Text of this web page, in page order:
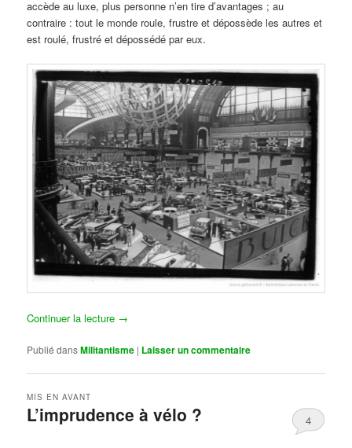
accède au luxe, plus personne n’en tire d’avantages ; au
contraire : tout le monde roule, frustre et dépossède les autres et
est roulé, frustré et dépossédé par eux.
Continuer la lecture →
Publié dansMilitantisme | Laisser un commentaire
L’imprudence à vélo ?
MIS EN AVANT
4